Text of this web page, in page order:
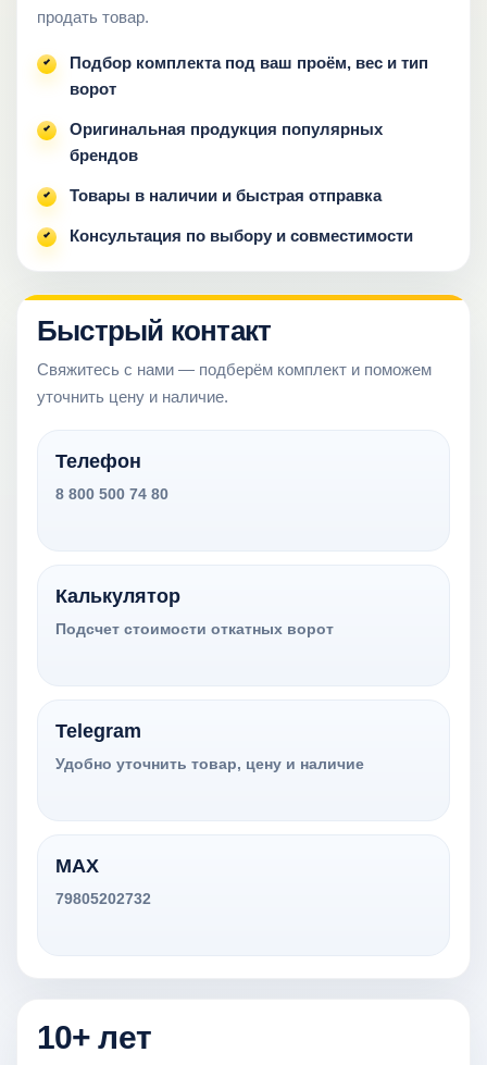
продать товар.
Подбор комплекта под ваш проём, вес и тип
ворот
Оригинальная продукция популярных
брендов
Товары в наличии и быстрая отправка
Консультация по выбору и совместимости
Быстрый контакт
Свяжитесь с нами — подберём комплект и поможем
уточнить цену и наличие.
Телефон
8 800 500 74 80
Калькулятор
Подсчет стоимости откатных ворот
Telegram
Удобно уточнить товар, цену и наличие
MAX
79805202732
10+ лет